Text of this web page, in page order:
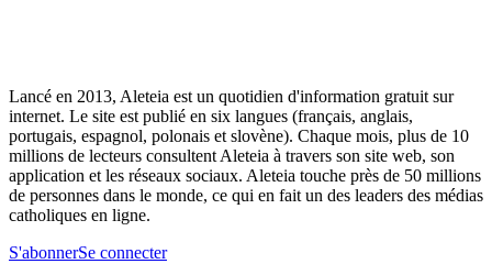
Lancé en 2013, Aleteia est un quotidien d'information gratuit sur
internet. Le site est publié en six langues (français, anglais,
portugais, espagnol, polonais et slovène). Chaque mois, plus de 10
millions de lecteurs consultent Aleteia à travers son site web, son
application et les réseaux sociaux. Aleteia touche près de 50 millions
de personnes dans le monde, ce qui en fait un des leaders des médias
catholiques en ligne.
S'abonnerSe connecter